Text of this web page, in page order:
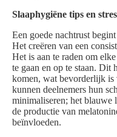
Slaaphygiëne tips en
Een goede nachtrust
Het creëren van een
Het is aan te raden om
te gaan en op te staan. Dit
komen, wat bevorderlijk is
kunnen deelnemers hun
minimaliseren; het blauwe
de productie van
beïnvloeden.